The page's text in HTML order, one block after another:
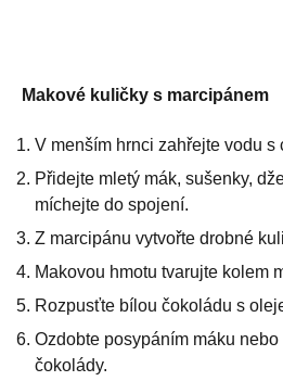
Makové kuličky s marcipánem
V menším hrnci zahřejte vodu s
Přidejte mletý mák, sušenky,
míchejte do spojení.
Z marcipánu vytvořte drobné
Makovou hmotu tvarujte kolem
Rozpusťte bílou čokoládu s
Ozdobte posypáním máku
čokolády.